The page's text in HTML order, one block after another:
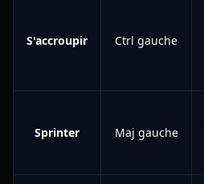
S'accroupir Ctrl gauche
Sprinter Maj gauche